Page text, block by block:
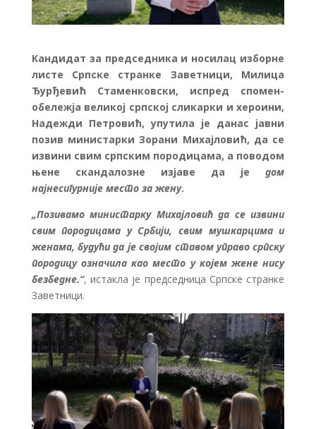
Кандидат за председника и носилац изборне
листе Српске странке Заветници, Милица
Ђурђевић Стаменковски, испред спомен-
обележја великој српској сликарки и хероини,
Надежди Петровић, упутила је данас јавни
позив министарки Зорани Михајловић, да се
извини свим српским породицама, а поводом
њене скандалозне изјаве да једом
најнесигурније место за жену.
„Позивамо министарку Михајловић да се извини
свим породицама у Србији, свим мушкарцима и
женама, будући да је својим ставом управо српску
породицу означила као место у којем жене нису
безбедне.“, истакла је председница Српске странке
Заветници.